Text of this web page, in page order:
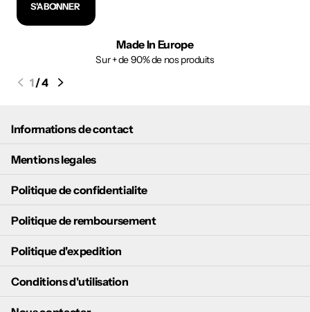
S'ABONNER
Made In Europe
Sur + de 90% de nos produits
1/4
Informations de contact
Mentions legales
Politique de confidentialite
Politique de remboursement
Politique d'expedition
Conditions d'utilisation